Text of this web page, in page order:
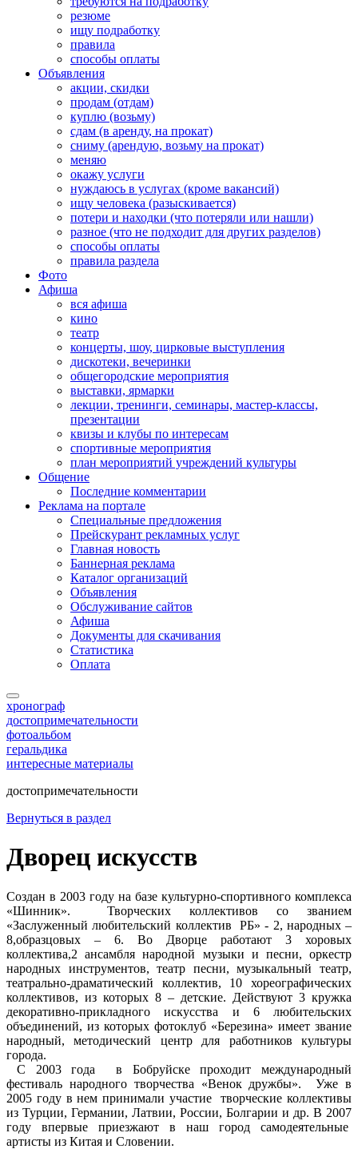
резюме
ищу подработку
правила
способы оплаты
Объявления
акции, скидки
продам (отдам)
куплю (возьму)
сдам (в аренду, на прокат)
сниму (арендую, возьму на прокат)
меняю
окажу услуги
нуждаюсь в услугах (кроме вакансий)
ищу человека (разыскивается)
потери и находки (что потеряли или нашли)
разное (что не подходит для других разделов)
способы оплаты
правила раздела
Фото
Афиша
вся афиша
кино
театр
концерты, шоу, цирковые выступления
дискотеки, вечеринки
общегородские мероприятия
выставки, ярмарки
лекции, тренинги, семинары, мастер-классы,
презентации
квизы и клубы по интересам
спортивные мероприятия
план мероприятий учреждений культуры
Общение
Последние комментарии
Реклама на портале
Специальные предложения
Прейскурант рекламных услуг
Главная новость
Баннерная реклама
Каталог организаций
Объявления
Обслуживание сайтов
Афиша
Документы для скачивания
Статистика
Оплата
хронограф
достопримечательности
фотоальбом
геральдика
интересные материалы
достопримечательности
Вернуться в раздел
Дворец искусств
Создан в 2003 году на базе культурно-спортивного комплекса
«Шинник». Творческих колл­ективов со званием
«Заслуженный любительский коллектив РБ» - 2, народных –
8,образцовых – 6. Во Дворце работают 3 хоровых
коллектива,2 ансамбля народной музыки и песни, оркестр
народных инструментов, театр песни, музыкальный театр,
театрально-драматический коллектив, 10 хореографических
коллективов, из которых 8 – детские. Действуют 3 кружка
декоративно-прикладного искусства и 6 любительских
объединений, из которых фотоклуб «Березина» имеет звание
народный, методический центр для работников культуры
города.
С 2003 года в Бобруйске проходит международный
фестивал­ь народного творчества «Венок дружбы». Уже в
2005 году в нем принимали участие творческие коллективы
из Турции, Германии, Латвии, России, Болгарии и др. В 2007
году впервые приезжают в наш город самодеятельные
артисты из Китая и Словении.